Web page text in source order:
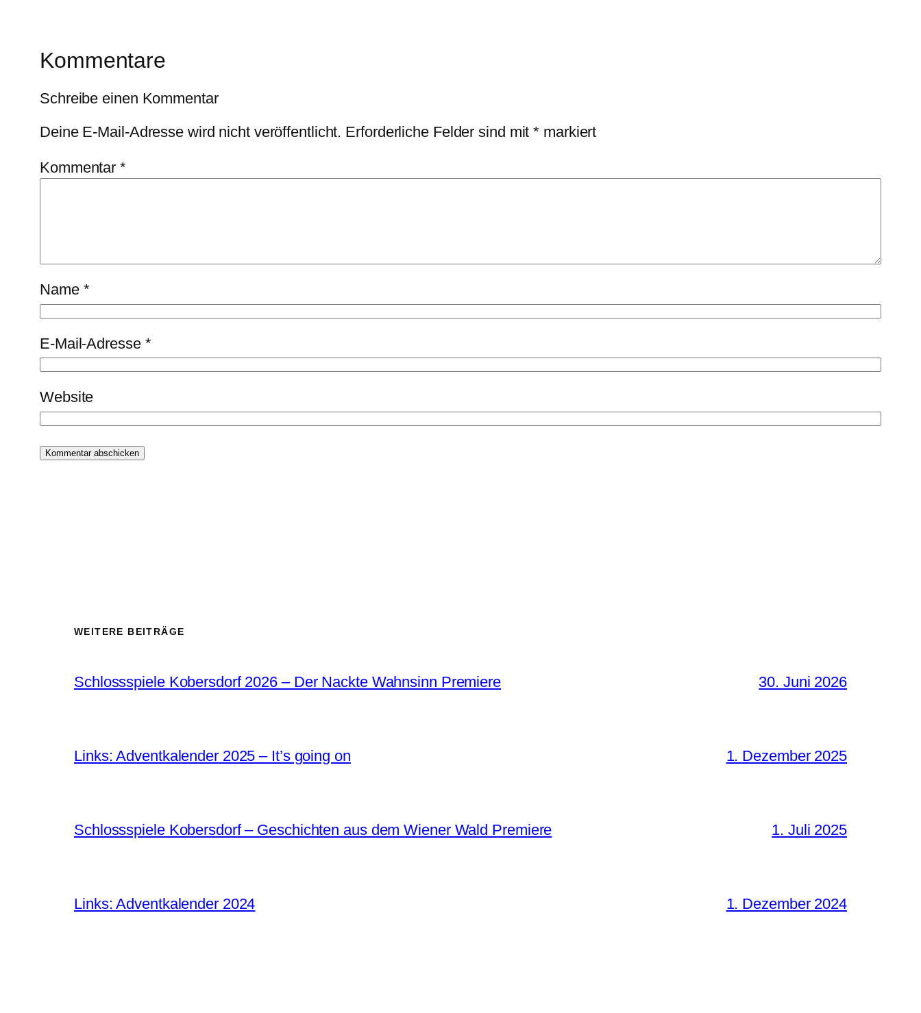
Kommentare
Schreibe einen Kommentar
Deine E-Mail-Adresse wird nicht veröffentlicht. Erforderliche Felder sind mit* markiert
Kommentar*
Name *
E-Mail-Adresse *
Website
WEITERE BEITRÄGE
Schlossspiele Kobersdorf 2026 – Der Nackte Wahnsinn Premiere 30. Juni 2026
Links: Adventkalender 2025 – It’s going on 1. Dezember 2025
Schlossspiele Kobersdorf – Geschichten aus dem Wiener Wald Premiere 1. Juli 2025
Links: Adventkalender 2024 1. Dezember 2024